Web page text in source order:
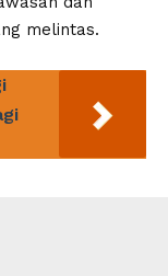
melintas.